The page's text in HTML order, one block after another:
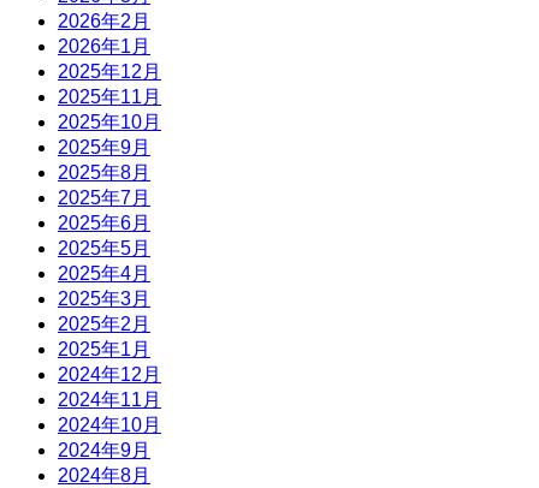
2026年2月
2026年1月
2025年12月
2025年11月
2025年10月
2025年9月
2025年8月
2025年7月
2025年6月
2025年5月
2025年4月
2025年3月
2025年2月
2025年1月
2024年12月
2024年11月
2024年10月
2024年9月
2024年8月